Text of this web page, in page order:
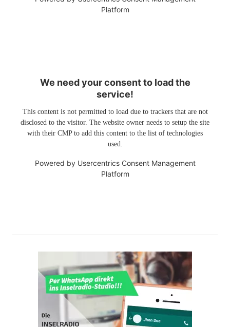
Platform
We need your consent to load the
service!
This content is not permitted to load due to trackers that are not
disclosed to the visitor. The website owner needs to setup the site
with their CMP to add this content to the list of technologies
used.
Powered by Usercentrics Consent Management
Platform